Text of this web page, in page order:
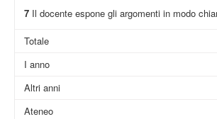
7Il docente espone gli argomenti in modo
Totale
I anno
Altri anni
Ateneo